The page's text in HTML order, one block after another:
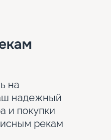
на
надежный
и покупки
рекам